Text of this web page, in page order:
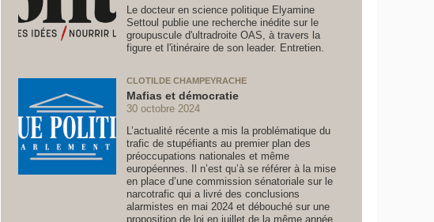
Le docteur en science politique Elyamine
Settoul publie une recherche inédite sur le
groupuscule d'ultradroite OAS, à travers la
figure et l'itinéraire de son leader. Entretien.
CLOTILDE CHAMPEYRACHE
Mafias et démocratie
30 octobre 2024
L’actualité récente a mis la problématique du
trafic de stupéfiants au premier plan des
préoccupations nationales et même
européennes. Il n’est qu’à se référer à la mise
en place d’une commission sénatoriale sur le
narcotrafic qui a livré des conclusions
alarmistes en mai 2024 et débouché sur une
proposition de loi en juillet de la même année.